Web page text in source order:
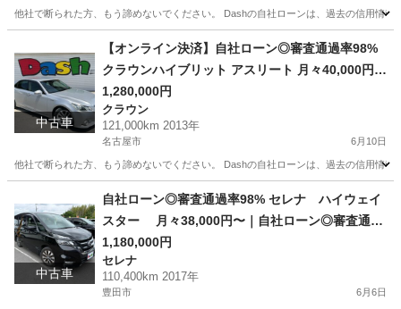
他社で断られた方、もう諦めないでください。 Dashの自社ローンは、過去の
CX-3
中古車
【オンライン決済】自社ローン◎審査通過率98%
クラウンハイブリット アスリート 月々40,000円〜
｜自社ローン◎審査通過◎ #信用回復ローン #他社
お断りOK #自己破産OK
1,280,000円
クラウン
121,000km 2013年
名古屋市 6月10日
他社で断られた方、もう諦めないでください。 Dashの自社ローンは、過去の
クラウン ローン
中古車
自社ローン◎審査通過率98% セレナ ハイウェイ
スター 月々38,000円〜｜自社ローン◎審査通過
◎ #信用回復ローン #他社お断りOK #自己破産OK
1,180,000円
セレナ
110,400km 2017年
豊田市 6月6日